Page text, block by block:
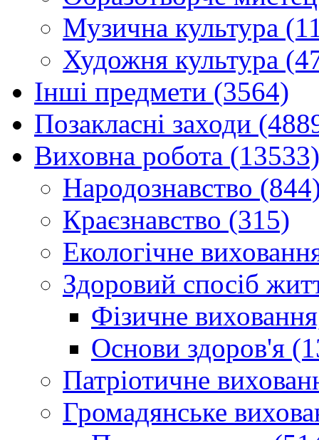
Музична культура
Художня культура
Інші предмети (3564)
Позакласні заходи
Виховна робота (13533)
Народознавство
Краєзнавство (315)
Екологічне
Здоровий спосіб
Фізичне
Основи здоров'я
Патріотичне
Громадянське